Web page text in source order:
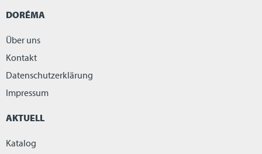
DORÉMA
Über uns
Kontakt
Datenschutzerklärung
Impressum
AKTUELL
Katalog